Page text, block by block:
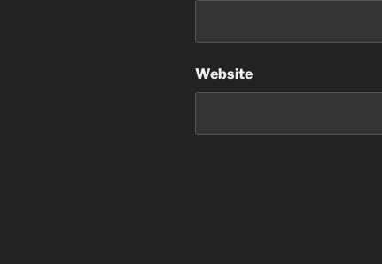
Website